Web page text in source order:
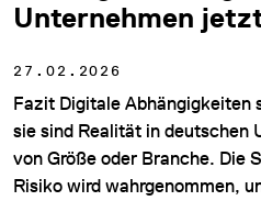
Unternehmen
27.02.2026
Fazit Digitale Abhängigkeiten
sie sind Realität in deutschen
von Größe oder Branche. Die
Risiko wird wahrgenommen,